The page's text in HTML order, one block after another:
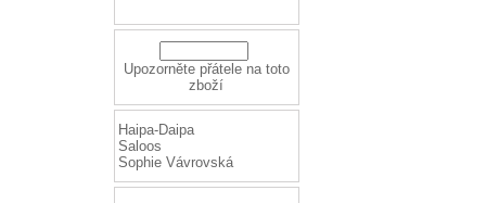
Upozorněte přátele na toto
zboží
Haipa-Daipa
Saloos
Sophie Vávrovská